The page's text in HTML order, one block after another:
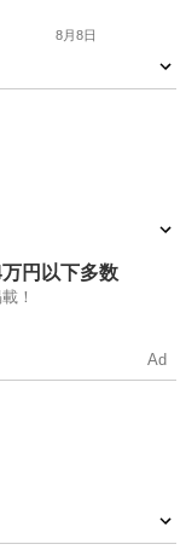
8月8日
万円以下多数
！
Ad